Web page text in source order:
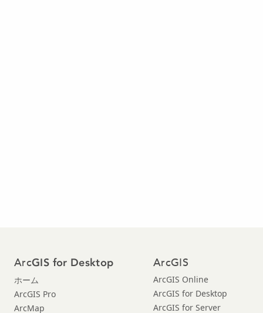
ArcGIS for Desktop
ホーム
ArcGIS Pro
ArcMap
ArcGIS
ArcGIS Online
ArcGIS for Desktop
ArcGIS for Server